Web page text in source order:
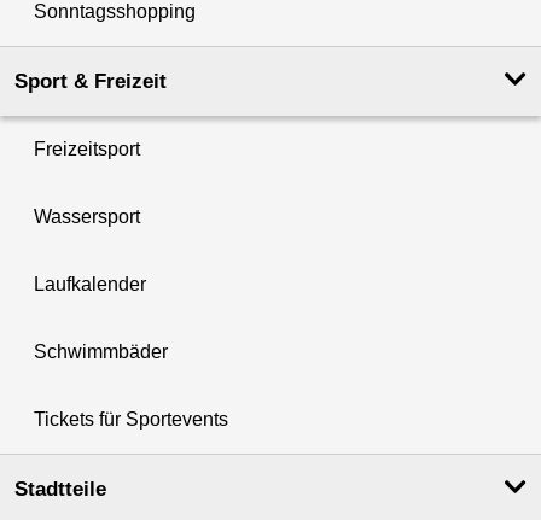
Sonntagsshopping
Sport & Freizeit
Freizeitsport
Wassersport
Laufkalender
Schwimmbäder
Tickets für Sportevents
Stadtteile